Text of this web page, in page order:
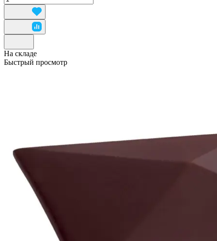
На складе
Быстрый просмотр